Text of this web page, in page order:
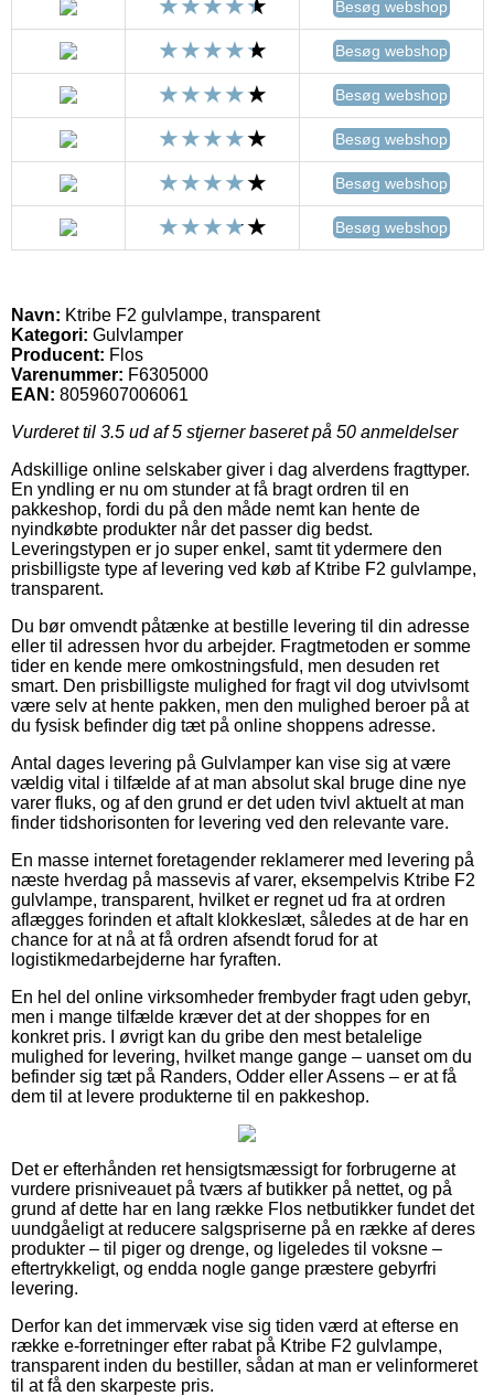
Besøg webshop
Besøg webshop
Besøg webshop
Besøg webshop
Besøg webshop
Besøg webshop
Navn: Ktribe F2 gulvlampe, transparent
Kategori: Gulvlamper
Producent: Flos
Varenummer: F6305000
EAN: 8059607006061
Vurderet til 3.5 ud af 5 stjerner baseret på 50 anmeldelser
Adskillige online selskaber giver i dag alverdens fragttyper.
En yndling er nu om stunder at få bragt ordren til en
pakkeshop, fordi du på den måde nemt kan hente de
nyindkøbte produkter når det passer dig bedst.
Leveringstypen er jo super enkel, samt tit ydermere den
prisbilligste type af levering ved køb af Ktribe F2 gulvlampe,
transparent.
Du bør omvendt påtænke at bestille levering til din adresse
eller til adressen hvor du arbejder. Fragtmetoden er somme
tider en kende mere omkostningsfuld, men desuden ret
smart. Den prisbilligste mulighed for fragt vil dog utvivlsomt
være selv at hente pakken, men den mulighed beroer på at
du fysisk befinder dig tæt på online shoppens adresse.
Antal dages levering på Gulvlamper kan vise sig at være
vældig vital i tilfælde af at man absolut skal bruge dine nye
varer fluks, og af den grund er det uden tvivl aktuelt at man
finder tidshorisonten for levering ved den relevante vare.
En masse internet foretagender reklamerer med levering på
næste hverdag på massevis af varer, eksempelvis Ktribe F2
gulvlampe, transparent, hvilket er regnet ud fra at ordren
aflægges forinden et aftalt klokkeslæt, således at de har en
chance for at nå at få ordren afsendt forud for at
logistikmedarbejderne har fyraften.
En hel del online virksomheder frembyder fragt uden gebyr,
men i mange tilfælde kræver det at der shoppes for en
konkret pris. I øvrigt kan du gribe den mest betalelige
mulighed for levering, hvilket mange gange – uanset om du
befinder sig tæt på Randers, Odder eller Assens – er at få
dem til at levere produkterne til en pakkeshop.
Det er efterhånden ret hensigtsmæssigt for forbrugerne at
vurdere prisniveauet på tværs af butikker på nettet, og på
grund af dette har en lang række Flos netbutikker fundet det
uundgåeligt at reducere salgspriserne på en række af deres
produkter – til piger og drenge, og ligeledes til voksne –
eftertrykkeligt, og endda nogle gange præstere gebyrfri
levering.
Derfor kan det immervæk vise sig tiden værd at efterse en
række e-forretninger efter rabat på Ktribe F2 gulvlampe,
transparent inden du bestiller, sådan at man er velinformeret
til at få den skarpeste pris.